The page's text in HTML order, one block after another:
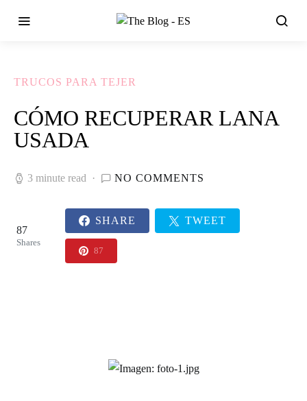
TRUCOS PARA TEJER
CÓMO RECUPERAR LANA
USADA
3 minute read NO COMMENTS
87
Shares
SHARE TWEET
87